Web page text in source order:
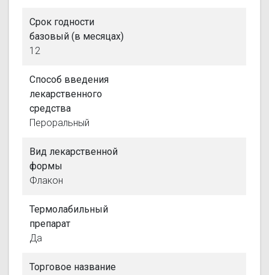
Срок годности
базовый (в месяцах)
12
Способ введения
лекарственного
средства
Пероральный
Вид лекарственной
формы
Флакон
Термолабильный
препарат
Да
Торговое название